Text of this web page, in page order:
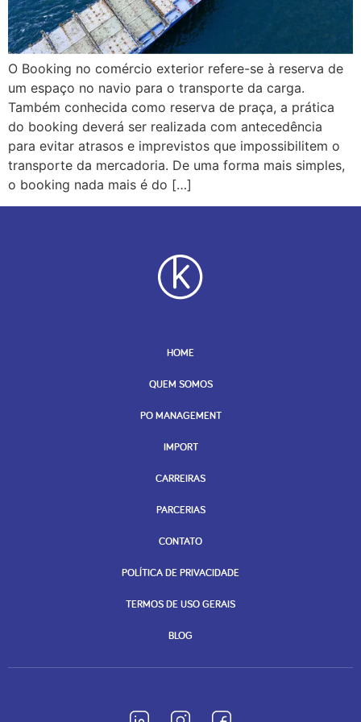
O Booking no comércio exterior refere-se à reserva de
um espaço no navio para o transporte da carga.
Também conhecida como reserva de praça, a prática
do booking deverá ser realizada com antecedência
para evitar atrasos e imprevistos que impossibilitem o
transporte da mercadoria. De uma forma mais simples,
o booking nada mais é do […]
HOME
QUEM SOMOS
PO MANAGEMENT
IMPORT
CARREIRAS
PARCERIAS
CONTATO
POLÍTICA DE PRIVACIDADE
TERMOS DE USO GERAIS
BLOG